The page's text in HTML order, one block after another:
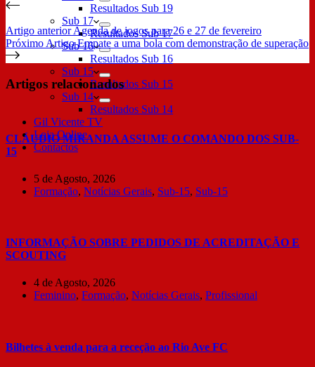
Resultados Sub 19
Sub 17
Resultados Sub 17
Sub 16
Resultados Sub 16
Sub 15
Resultados Sub 15
Sub 14
Resultados Sub 14
Gil Vicente TV
Loja Online
Contactos
Artigo anteriorAgenda de jogos para 26 e 27 de fevereiro
Próximo Artigo Empate a uma bola com demonstração de superação
Artigos relacionados
CLÁUDIO MIRANDA ASSUME O COMANDO DOS SUB-
15
5 de Agosto, 2026
Formação, Notícias Gerais, Sub-15, Sub-15
INFORMAÇÃO SOBRE PEDIDOS DE ACREDITAÇÃO E
SCOUTING
4 de Agosto, 2026
Feminino, Formação, Notícias Gerais, Profissional
Bilhetes à venda para a receção ao Rio Ave FC